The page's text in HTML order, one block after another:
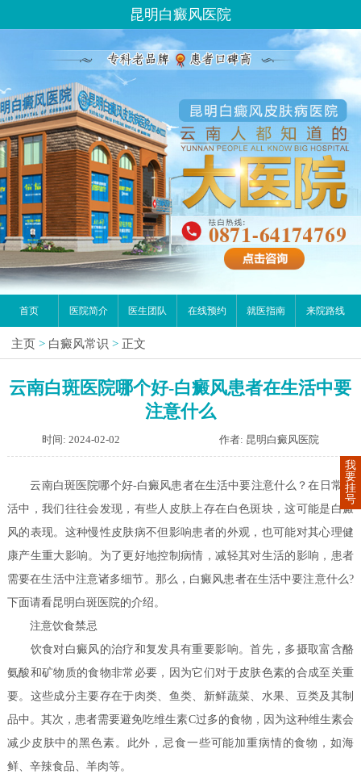
昆明白癜风医院
首页 医院简介 医生团队 在线预约 就医指南 来院路线
主页 > 白癜风常识 > 正文
云南白斑医院哪个好-白癜风患者在生活中要
注意什么
时间: 2024-02-02 作者: 昆明白癜风医院
云南白斑医院哪个好-白癜风患者在生活中要注意什么？在日常生
活中，我们往往会发现，有些人皮肤上存在白色斑块，这可能是白癜
风的表现。这种慢性皮肤病不但影响患者的外观，也可能对其心理健
康产生重大影响。为了更好地控制病情，减轻其对生活的影响，患者
需要在生活中注意诸多细节。那么，白癜风患者在生活中要注意什么?
下面请看昆明白斑医院的介绍。
注意饮食禁忌
饮食对白癜风的治疗和复发具有重要影响。首先，多摄取富含酪
氨酸和矿物质的食物非常必要，因为它们对于皮肤色素的合成至关重
要。这些成分主要存在于肉类、鱼类、新鲜蔬菜、水果、豆类及其制
品中。其次，患者需要避免吃维生素C过多的食物，因为这种维生素会
减少皮肤中的黑色素。此外，忌食一些可能加重病情的食物，如海
鲜、辛辣食品、羊肉等。
我
要
挂
号